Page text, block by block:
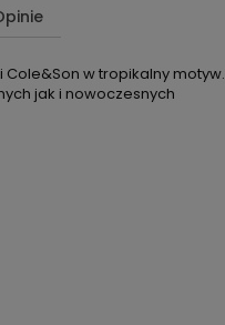
w tropikalny motyw.
jak i nowoczesnych